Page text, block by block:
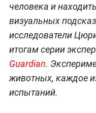
человека и
визуальных
исследователи
итогам серии
Guardian.
животных, каждое
испытаний.